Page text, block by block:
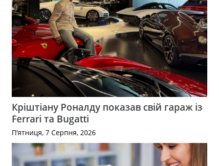
Кріштіану Роналду показав свій гараж із
Ferrari та Bugatti
П’ятниця, 7 Серпня, 2026